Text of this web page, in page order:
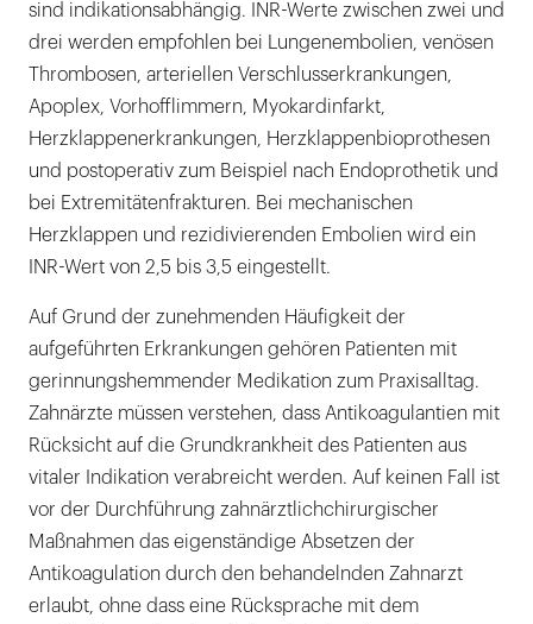
sind indikationsabhängig. INR-Werte zwischen zwei und
drei werden empfohlen bei Lungenembolien, venösen
Thrombosen, arteriellen Verschlusserkrankungen,
Apoplex, Vorhofflimmern, Myokardinfarkt,
Herzklappenerkrankungen, Herzklappenbioprothesen
und postoperativ zum Beispiel nach Endoprothetik und
bei Extremitätenfrakturen. Bei mechanischen
Herzklappen und rezidivierenden Embolien wird ein
INR-Wert von 2,5 bis 3,5 eingestellt.
Auf Grund der zunehmenden Häufigkeit der
aufgeführten Erkrankungen gehören Patienten mit
gerinnungshemmender Medikation zum Praxisalltag.
Zahnärzte müssen verstehen, dass Antikoagulantien mit
Rücksicht auf die Grundkrankheit des Patienten aus
vitaler Indikation verabreicht werden. Auf keinen Fall ist
vor der Durchführung zahnärztlichchirurgischer
Maßnahmen das eigenständige Absetzen der
Antikoagulation durch den behandelnden Zahnarzt
erlaubt, ohne dass eine Rücksprache mit dem